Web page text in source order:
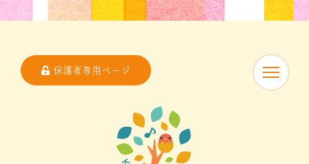
保護者専用ページ